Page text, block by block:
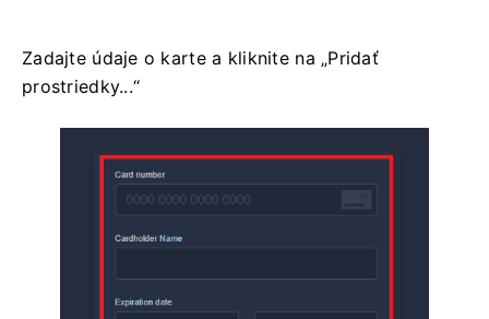
Zadajte údaje o karte a kliknite na „Pridať
prostriedky...“